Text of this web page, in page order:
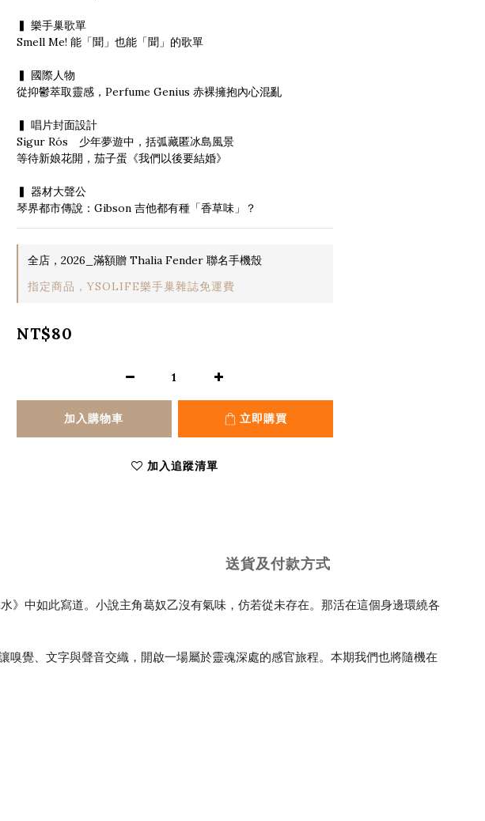
▍ 樂手巢歌單
Smell Me! 能「聞」也能「聞」的歌單
▍ 國際人物
從抑鬱萃取靈感，Perfume Genius 赤裸擁抱內心混亂
▍ 唱片封面設計
Sigur Rós　少年夢遊中，括弧藏匿冰島風景
等待新娘花開，茄子蛋《我們以後要結婚》
▍ 器材大聲公
琴界都市傳說：Gibson 吉他都有種「香草味」？
全店，2026_滿額贈 Thalia Fender 聯名手機殼
指定商品，YSOLIFE樂手巢雜誌免運費
NT$80
加入購物車 立即購買
加入追蹤清單
送貨及付款方式
》中如此寫道。小說主角葛奴乙沒有氣味，仿若從未存在。那活在這個身邊環繞各
覺、文字與聲音交織，開啟一場屬於靈魂深處的感官旅程。本期我們也將隨機在